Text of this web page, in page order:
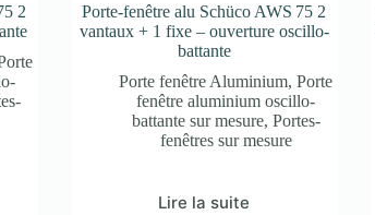
2
Porte-fenêtre alu Schüco AWS 75 2
vantaux + 1 fixe – ouverture oscillo-
battante
Porte fenêtre Aluminium,Porte
fenêtre aluminium oscillo-
battante sur mesure, Portes-
fenêtres sur mesure
Lire la suite